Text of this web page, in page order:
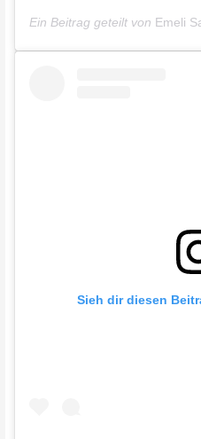
Ein Beitrag geteilt von Emeli
Sieh dir diesen